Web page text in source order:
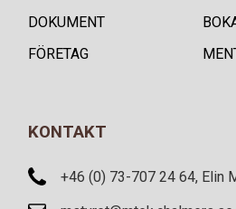
DOKUMENT
FÖRETAG
KONTAKT
+46 (0) 73-707 24 64, Elin